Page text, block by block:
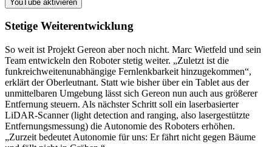
YouTube aktivieren
Stetige Weiterentwicklung
So weit ist Projekt Gereon aber noch nicht. Marc Wietfeld und sein
Team entwickeln den Roboter stetig weiter. „Zuletzt ist die
funkreichweitenunabhängige Fernlenkbarkeit hinzugekommen“,
erklärt der Oberleutnant. Statt wie bisher über ein Tablet aus der
unmittelbaren Umgebung lässt sich Gereon nun auch aus größerer
Entfernung steuern. Als nächster Schritt soll ein laserbasierter
LiDAR-Scanner (light detection and ranging, also lasergestützte
Entfernungsmessung) die Autonomie des Roboters erhöhen.
„Zurzeit bedeutet Autonomie für uns: Er fährt nicht gegen Bäume